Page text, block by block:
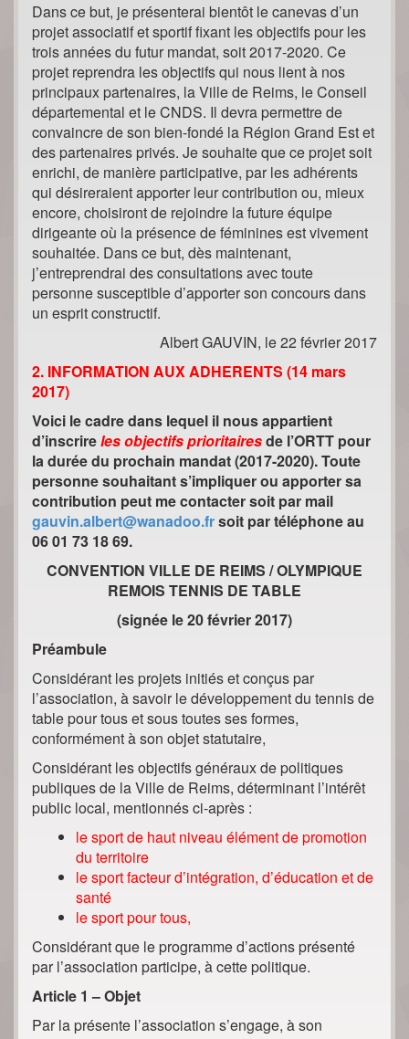
Dans ce but, je présenterai bientôt le canevas d’un
projet associatif et sportif fixant les objectifs pour les
trois années du futur mandat, soit 2017-2020. Ce
projet reprendra les objectifs qui nous lient à nos
principaux partenaires, la Ville de Reims, le Conseil
départemental et le CNDS. Il devra permettre de
convaincre de son bien-fondé la Région Grand Est et
des partenaires privés. Je souhaite que ce projet soit
enrichi, de manière participative, par les adhérents
qui désireraient apporter leur contribution ou, mieux
encore, choisiront de rejoindre la future équipe
dirigeante où la présence de féminines est vivement
souhaitée. Dans ce but, dès maintenant,
j’entreprendrai des consultations avec toute
personne susceptible d’apporter son concours dans
un esprit constructif.
Albert GAUVIN, le 22 février 2017
2. INFORMATION AUX ADHERENTS (14 mars
2017)
Voici le cadre dans lequel il nous appartient
d’inscrireles objectifs prioritairesde l’ORTT pour
la durée du prochain mandat (2017-2020). Toute
personne souhaitant s’impliquer ou apporter sa
contribution peut me contacter soit par mail
gauvin.albert@wanadoo.frsoit par téléphone au
06 01 73 18 69.
CONVENTION VILLE DE REIMS / OLYMPIQUE
REMOIS TENNIS DE TABLE
(signée le 20 février 2017)
Préambule
Considérant les projets initiés et conçus par
l’association, à savoir le développement du tennis de
table pour tous et sous toutes ses formes,
conformément à son objet statutaire,
Considérant les objectifs généraux de politiques
publiques de la Ville de Reims, déterminant l’intérêt
public local, mentionnés ci-après :
le sport de haut niveau élément de promotion
du territoire
le sport facteur d’intégration, d’éducation et de
santé
le sport pour tous,
Considérant que le programme d’actions présenté
par l’association participe, à cette politique.
Article 1 – Objet
Par la présente l’association s’engage, à son